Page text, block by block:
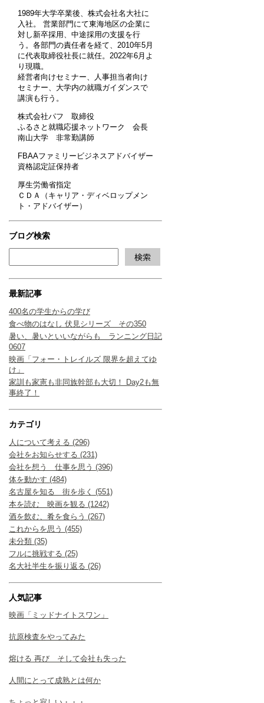
1989年大学卒業後、株式会社名大社に
入社。 営業部門にて東海地区の企業に
対し新卒採用、中途採用の支援を行
う。各部門の責任者を経て、2010年5月
に代表取締役社長に就任。2022年6月よ
り現職。
経営者向けセミナー、人事担当者向け
セミナー、大学内の就職ガイダンスで
講演も行う。
株式会社パフ 取締役
ふるさと就職応援ネットワーク 会長
南山大学 非常勤講師
FBAAファミリービジネスアドバイザー
資格認定証保持者
厚生労働省指定
ＣＤＡ（キャリア・ディベロップメン
ト・アドバイザー）
ブログ検索
最新記事
400名の学生からの学び
食べ物のはなし 伏見シリーズ その350
暑い、暑いといいながらも ランニング日記
0607
映画「フォー・トレイルズ 限界を超えてゆ
け」
家訓も家憲も非同族幹部も大切！ Day2も無
事終了！
カテゴリ
人について考える (296)
会社をお知らせする (231)
会社を想う 仕事を思う (396)
体を動かす (484)
名古屋を知る 街を歩く (551)
本を読む 映画を観る (1242)
酒を飲む、肴を食らう (267)
これからを思う (455)
未分類 (35)
フルに挑戦する (25)
名大社半生を振り返る (26)
人気記事
映画「ミッドナイトスワン」
抗原検査をやってみた
熔ける 再び そして会社も失った
人間にとって成熟とは何か